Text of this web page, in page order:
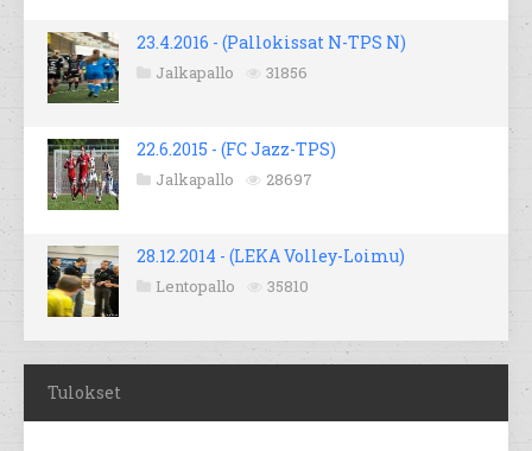
23.4.2016 - (Pallokissat N-TPS N)
Jalkapallo 31856
22.6.2015 - (FC Jazz-TPS)
Jalkapallo 28697
28.12.2014 - (LEKA Volley-Loimu)
Lentopallo 35810
Tulokset